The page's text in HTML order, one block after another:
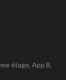
étage, App B,